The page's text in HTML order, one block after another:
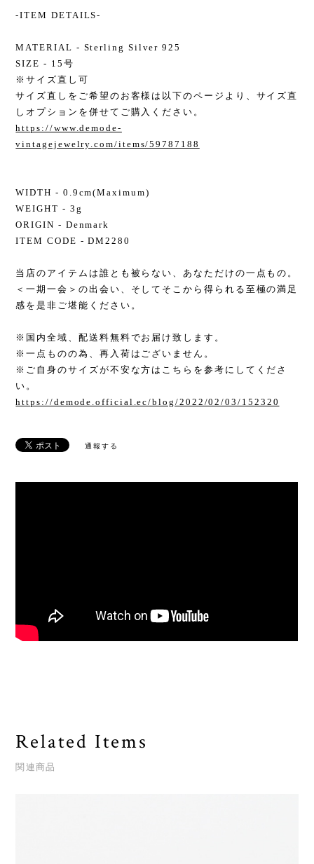
-ITEM DETAILS-
MATERIAL - Sterling Silver 925
SIZE - 15号
※サイズ直し可
サイズ直しをご希望のお客様は以下のページより、サイズ直
しオプションを併せてご購入ください。
https://www.demode-
vintagejewelry.com/items/59787188
WIDTH - 0.9cm(Maximum)
WEIGHT - 3g
ORIGIN - Denmark
ITEM CODE - DM2280
当店のアイテムは誰とも被らない、あなただけの一点もの。
＜一期一会＞の出会い、そしてそこから得られる至極の満足
感を是非ご堪能ください。
※国内全域、配送料無料でお届け致します。
※一点ものの為、再入荷はございません。
※ご自身のサイズが不安な方はこちらを参考にしてくださ
い。
https://demode.official.ec/blog/2022/02/03/152320
通報する
Related Items
関連商品